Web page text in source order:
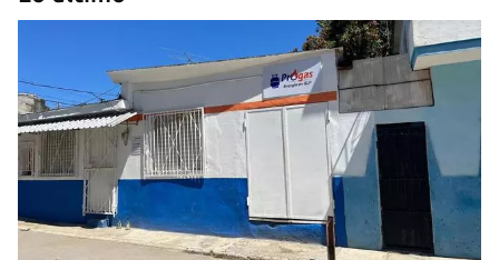
GUERRA
Ucrania ataca otro centro logístico del Amazon